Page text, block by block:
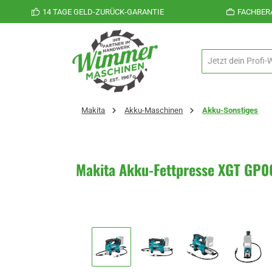
Hauptinhalt springen
Zur Suche springen
Zur Hauptnavigation springen
14 TAGE GELD-ZURÜCK-GARANTIE
Makita Akku-Maschinen Akku-Sonstiges
Makita Akku-Fettpresse XGT